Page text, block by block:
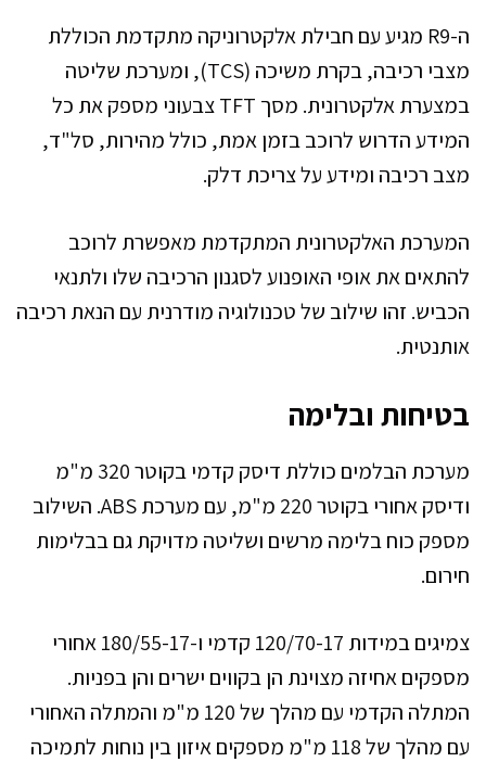
ה-R9 מגיע עם חבילת אלקטרוניקה מתקדמת הכוללת
מצבי רכיבה, בקרת משיכה (TCS), ומערכת שליטה
במצערת אלקטרונית. מסך TFT צבעוני מספק את כל
המידע הדרוש לרוכב בזמן אמת, כולל מהירות, סל"ד,
מצב רכיבה ומידע על צריכת דלק.
המערכת האלקטרונית המתקדמת מאפשרת לרוכב
להתאים את אופי האופנוע לסגנון הרכיבה שלו ולתנאי
הכביש. זהו שילוב של טכנולוגיה מודרנית עם הנאת רכיבה
אותנטית.
בטיחות ובלימה
מערכת הבלמים כוללת דיסק קדמי בקוטר 320 מ"מ
ודיסק אחורי בקוטר 220 מ"מ, עם מערכת ABS. השילוב
מספק כוח בלימה מרשים ושליטה מדויקת גם בבלימות
חירום.
צמיגים במידות 120/70-17 קדמי ו-180/55-17 אחורי
מספקים אחיזה מצוינת הן בקווים ישרים והן בפניות.
המתלה הקדמי עם מהלך של 120 מ"מ והמתלה האחורי
עם מהלך של 118 מ"מ מספקים איזון בין נוחות לתמיכה